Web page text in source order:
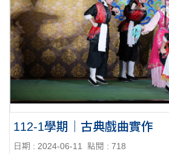
112-1學期｜古典戲曲實作
日期 : 2024-06-11
點閱 : 718